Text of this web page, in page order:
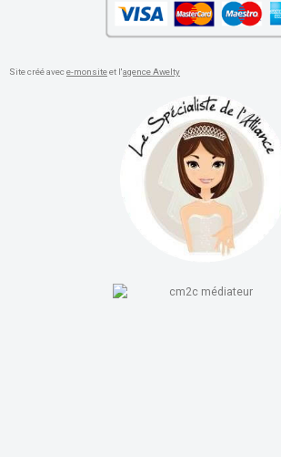
Site créé avece-monsiteet l'agence Awelty